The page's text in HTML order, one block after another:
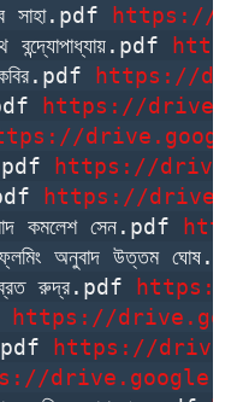
সাহা.pdf
https://
বন্দ্যোপাধ্যায়.pdf
https://
https://
https://
https://
কমলেশ সেন.pdf
অনুবাদ উত্তম
রুদ্র.pdf
https://
https://
https://